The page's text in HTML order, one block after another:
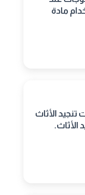
مادة
تنجيد الأثاث